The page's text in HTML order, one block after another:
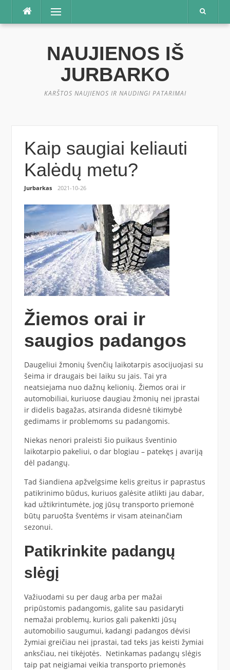
Praleisti
Meniu
NAUJIENOS IŠ
JURBARKO
KARŠTOS NAUJIENOS IR NAUDINGI PATARIMAI
Kaip saugiai keliauti
Kalėdų metu?
Jurbarkas 2021-10-26
Žiemos orai ir
saugios padangos
Daugeliui žmonių švenčių laikotarpis asocijuojasi su
šeima ir draugais bei laiku su jais. Tai yra
neatsiejama nuo dažnų kelionių. Žiemos orai ir
automobiliai, kuriuose daugiau žmonių nei įprastai
ir didelis bagažas, atsiranda didesnė tikimybė
gedimams ir problemoms su padangomis.
Niekas nenori praleisti šio puikaus šventinio
laikotarpio pakeliui, o dar blogiau – patekęs į avariją
dėl padangų.
Tad šiandiena apžvelgsime kelis greitus ir paprastus
patikrinimo būdus, kuriuos galėsite atlikti jau dabar,
kad užtikrintumėte, jog jūsų transporto priemonė
būtų paruošta šventėms ir visam ateinančiam
sezonui.
Patikrinkite padangų
slėgį
Važiuodami su per daug arba per mažai
pripūstomis padangomis, galite sau pasidaryti
nemažai problemų, kurios gali pakenkti jūsų
automobilio saugumui, kadangi padangos dėvisi
žymiai greičiau nei įprastai, tad teks jas keisti žymiai
anksčiau, nei tikėjotės. Netinkamas padangų slėgis
taip pat neigiamai veikia transporto priemonės